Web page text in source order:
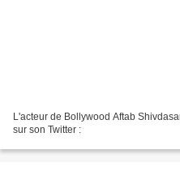
L'acteur de Bollywood Aftab
sur son Twitter :